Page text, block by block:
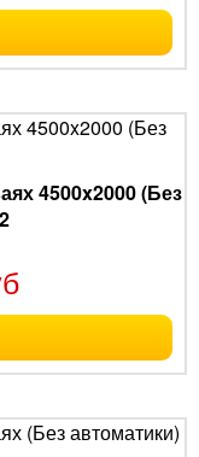
4500x2000 (Без